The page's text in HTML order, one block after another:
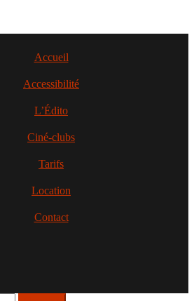
Accueil
Accessibilité
L’Édito
Ciné-clubs
Tarifs
Location
Contact